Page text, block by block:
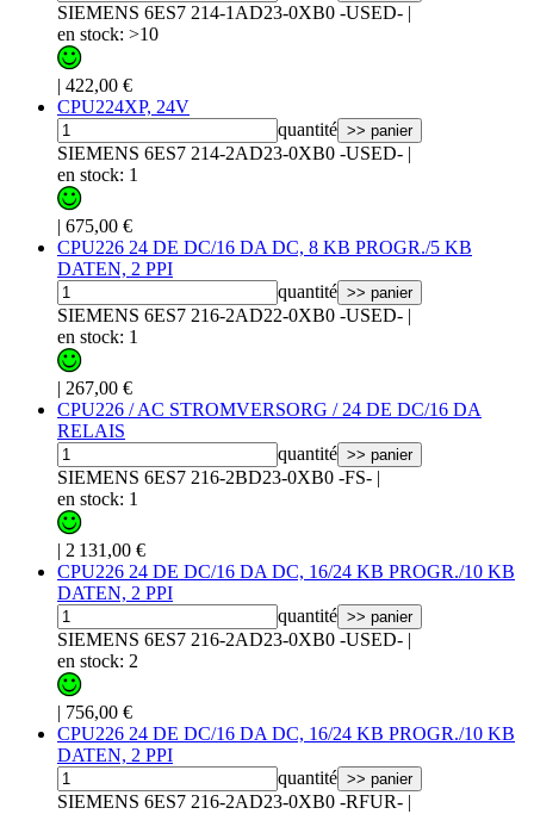
SIEMENS 6ES7 214-1AD23-0XB0 -USED- |
en stock: >10
| 422,00 €
CPU224XP, 24V
quantité >> panier
SIEMENS 6ES7 214-2AD23-0XB0 -USED- |
en stock: 1
| 675,00 €
CPU226 24 DE DC/16 DA DC, 8 KB PROGR./5 KB
DATEN, 2 PPI
quantité >> panier
SIEMENS 6ES7 216-2AD22-0XB0 -USED- |
en stock: 1
| 267,00 €
CPU226 / AC STROMVERSORG / 24 DE DC/16 DA
RELAIS
quantité >> panier
SIEMENS 6ES7 216-2BD23-0XB0 -FS- |
en stock: 1
| 2 131,00 €
CPU226 24 DE DC/16 DA DC, 16/24 KB PROGR./10 KB
DATEN, 2 PPI
quantité >> panier
SIEMENS 6ES7 216-2AD23-0XB0 -USED- |
en stock: 2
| 756,00 €
CPU226 24 DE DC/16 DA DC, 16/24 KB PROGR./10 KB
DATEN, 2 PPI
quantité >> panier
SIEMENS 6ES7 216-2AD23-0XB0 -RFUR- |